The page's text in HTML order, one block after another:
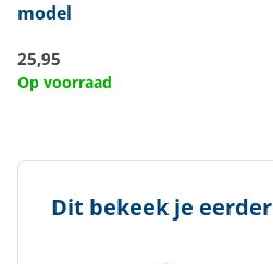
model
25,95
Op voorraad
Dit bekeek je eerder